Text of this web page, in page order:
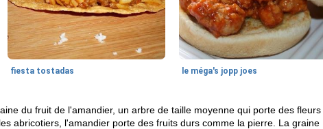
fiesta tostadas le méga's jopp joes
du fruit de l'amandier, un arbre de taille moyenne qui porte des fleurs
abricotiers, l'amandier porte des fruits durs comme la pierre. La graine